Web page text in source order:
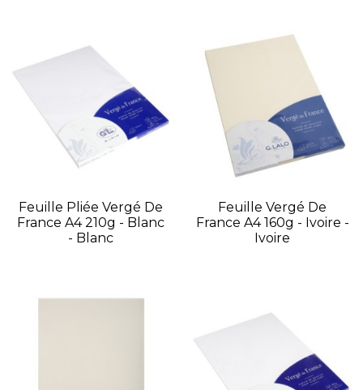
Feuille Pliée Vergé De
France A4 210g - Blanc
- Blanc
Feuille Vergé De
France A4 160g - Ivoire -
Ivoire